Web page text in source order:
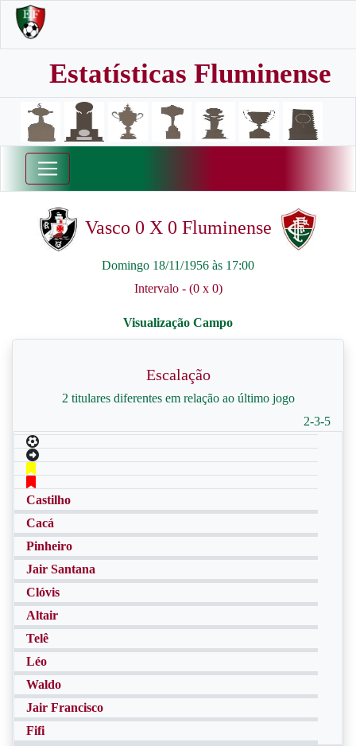
Estatísticas Fluminense
Vasco 0 X 0 Fluminense
Domingo 18/11/1956 às 17:00
Intervalo - (0 x 0)
Escalação
2 titulares diferentes em relação ao último jogo
2-3-5
Castilho
Cacá
Pinheiro
Jair Santana
Clóvis
Altair
Telê
Léo
Waldo
Jair Francisco
Fifi